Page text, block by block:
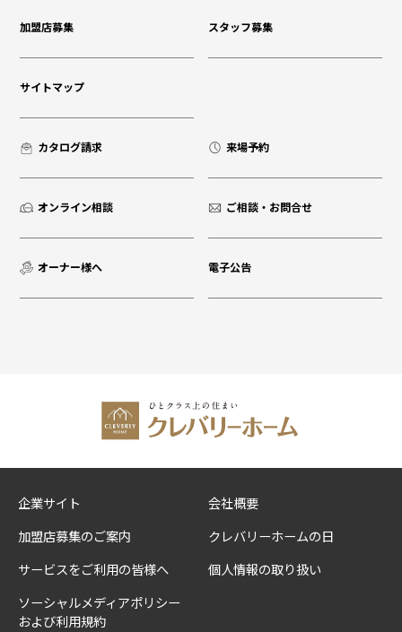
加盟店募集 スタッフ募集
サイトマップ
カタログ請求 来場予約
オンライン相談 ご相談・お問合せ
オーナー様へ 電子公告
企業サイト 会社概要
加盟店募集のご案内 クレバリーホームの日
サービスをご利用の皆様へ 個人情報の取り扱い
ソーシャルメディアポリシー
および利用規約